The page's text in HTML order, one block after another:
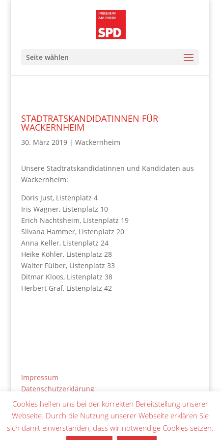
Seite wählen
STADTRATSKANDIDATINNEN FÜR
WACKERNHEIM
30. März 2019| Wackernheim
Unsere Stadtratskandidatinnen und Kandidaten aus
Wackernheim:
Doris Just, Listenplatz 4
Iris Wagner, Listenplatz 10
Erich Nachtsheim, Listenplatz 19
Silvana Hammer, Listenplatz 20
Anna Keller, Listenplatz 24
Heike Köhler, Listenplatz 28
Walter Fülber, Listenplatz 33
Ditmar Kloos, Listenplatz 38
Herbert Graf, Listenplatz 42
Impressum
Datenschutzerklärung
Netiquette
Cookies helfen uns bei der korrekten Bereitstellung unserer
Webseite. Durch die Nutzung unserer Webseite erklären Sie
sich damit einverstanden, dass wir notwendige Cookies setzen.